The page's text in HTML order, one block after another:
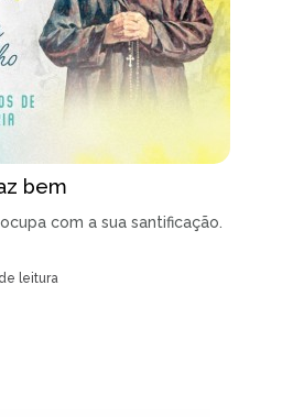
bem
com a sua santificação.
leitura